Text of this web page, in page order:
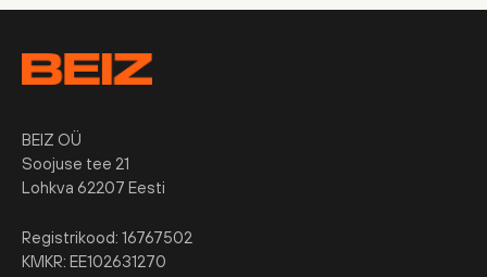
BEIZ OÜ
Soojuse tee 21
Lohkva 62207 Eesti
Registrikood: 16767502
KMKR: EE102631270